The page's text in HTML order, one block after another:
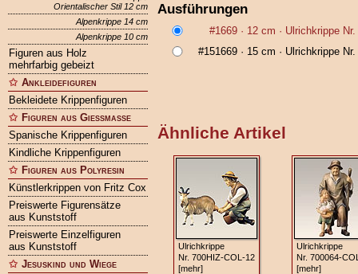
Orientalischer Stil 12 cm
Alpenkrippe 14 cm
Alpenkrippe 10 cm
Figuren aus Holz
mehrfarbig gebeizt
Ankleidefiguren
Bekleidete Krippenfiguren
Figuren aus Gießmasse
Spanische Krippenfiguren
Kindliche Krippenfiguren
Figuren aus Polyresin
Künstlerkrippen von Fritz Cox
Preiswerte Figurensätze
aus Kunststoff
Preiswerte Einzelfiguren
aus Kunststoff
Jesuskind und Wiege
Ausführungen
#1669 · 12 cm · Ulrichkrippe Nr.
#151669 · 15 cm · Ulrichkrippe Nr.
Ähnliche Artikel
Ulrichkrippe
Nr. 700HIZ‑COL‑12
[mehr]
Ulrichkrippe
Nr.
[mehr]